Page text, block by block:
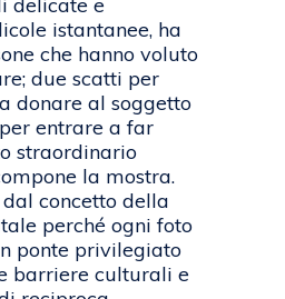
delicate e
istantanee, ha
che hanno voluto
due scatti per
donare al soggetto
entrare a far
straordinario
la mostra.
concetto della
perché ogni foto
ponte privilegiato
barriere culturali e